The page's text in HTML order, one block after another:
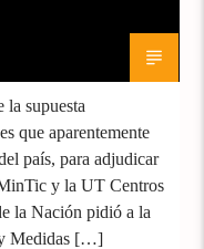
la supuesta
que aparentemente
país, para adjudicar
y la UT Centros
la Nación pidió a la
y Medidas […]